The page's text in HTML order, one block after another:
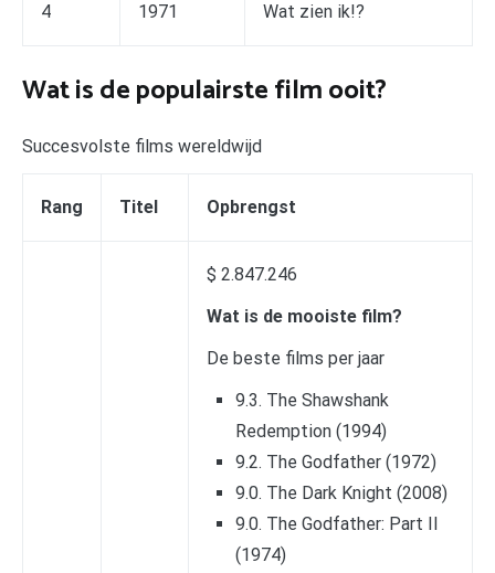
4 1971 Wat zien ik!?
Wat is de populairste film ooit?
Succesvolste films wereldwijd
Rang Titel Opbrengst
$ 2.847.246
Wat is de mooiste film?
De beste films per jaar
9.3. The Shawshank
Redemption (1994)
9.2. The Godfather (1972)
9.0. The Dark Knight (2008)
9.0. The Godfather: Part II
(1974)